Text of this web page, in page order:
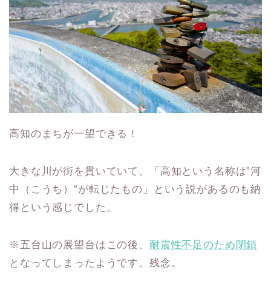
高知のまちが一望できる！
大きな川が街を貫いていて、「高知という名称は”河
中（こうち）”が転じたもの」という説があるのも納
得という感じでした。
※五台山の展望台はこの後、 耐震性不足のため閉鎖
となってしまったようです。残念。